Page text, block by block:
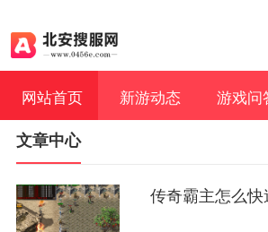
网站首页 新游动态 游戏问
文章中心
传奇霸主怎么